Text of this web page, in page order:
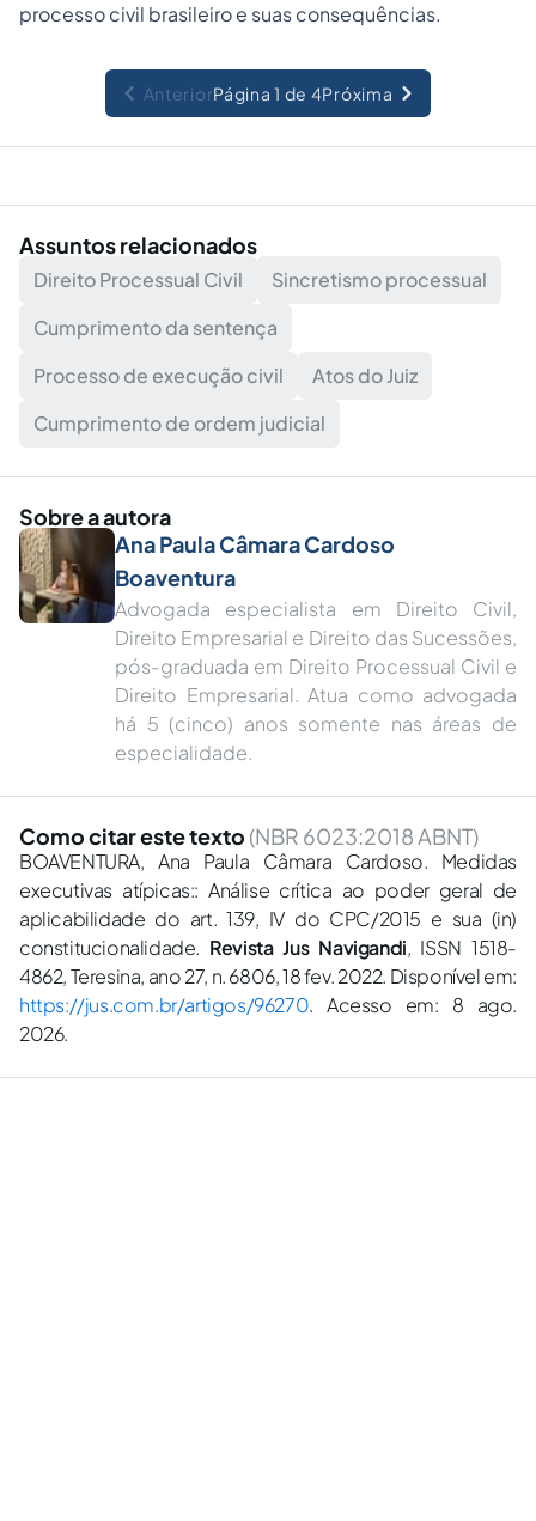
processo civil brasileiro e suas consequências.
AnteriorPágina 1 de 4Próxima
Assuntos relacionados
Direito Processual Civil
Sincretismo processual
Cumprimento da sentença
Processo de execução civil
Atos do Juiz
Cumprimento de ordem judicial
Sobre a autora
Ana Paula Câmara Cardoso
Boaventura
Advogada especialista em Direito Civil,
Direito Empresarial e Direito das Sucessões,
pós-graduada em Direito Processual Civil e
Direito Empresarial. Atua como advogada
há 5 (cinco) anos somente nas áreas de
especialidade.
Como citar este texto (NBR 6023:2018 ABNT)
BOAVENTURA, Ana Paula Câmara Cardoso. Medidas
executivas atípicas:: Análise crítica ao poder geral de
aplicabilidade do art. 139, IV do CPC/2015 e sua (in)
constitucionalidade. Revista Jus Navigandi, ISSN 1518-
4862, Teresina, ano 27, n. 6806, 18 fev. 2022. Disponível em:
https://jus.com.br/artigos/96270. Acesso em: 8 ago.
2026.